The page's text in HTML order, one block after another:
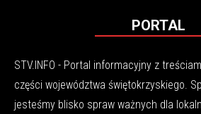
PORTAL
STV.INFO - Portal informacyjny z
części województwa świętokrzyskiego.
jesteśmy blisko spraw ważnych dla